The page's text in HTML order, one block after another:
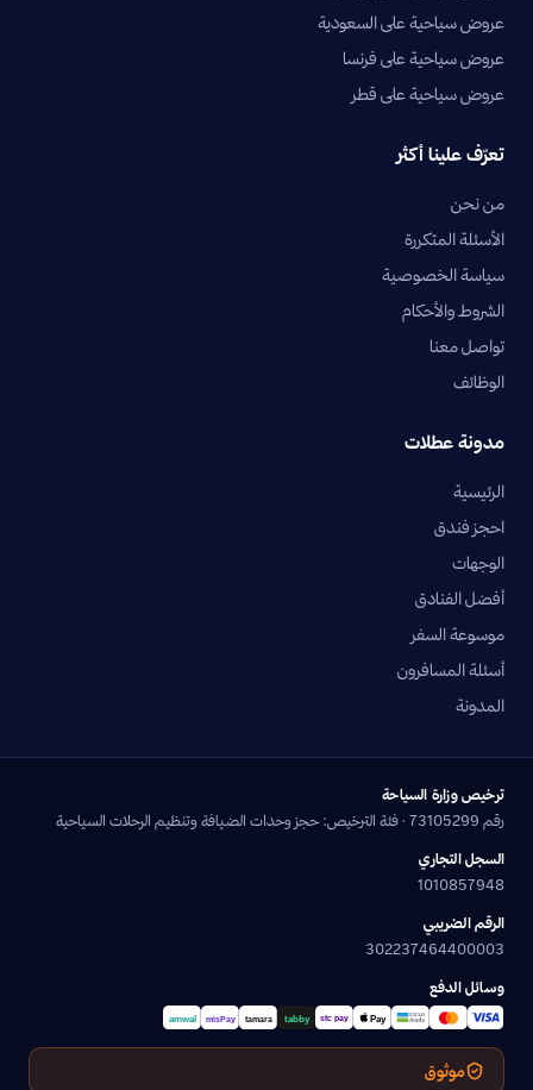
عروض سياحية على السعودية
عروض سياحية على فرنسا
عروض سياحية على قطر
تعرّف علينا أكثر
من نحن
الأسئلة المتكررة
سياسة الخصوصية
الشروط والأحكام
تواصل معنا
الوظائف
مدونة عطلات
الرئيسية
احجز فندق
الوجهات
أفضل الفنادق
موسوعة السفر
أسئلة المسافرون
المدونة
ترخيص وزارة السياحة
رقم 73105299 · فئة الترخيص: حجز وحدات الضيافة وتنظيم الرحلات السياحية
السجل التجاري
1010857948
الرقم الضريبي
302237464400003
وسائل الدفع
موثوق